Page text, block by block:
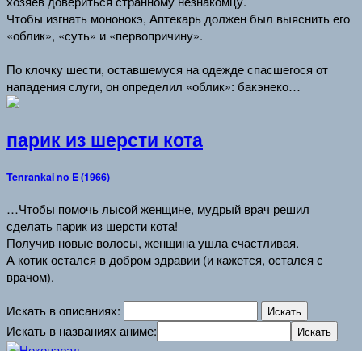
Чтобы изгнать мононокэ, Аптекарь должен был выяснить его
«облик», «суть» и «первопричину».
По клочку шести, оставшемуся на одежде спасшегося от
нападения слуги, он определил «облик»: бакэнеко…
парик из шерсти кота
Tenrankai no E (1966)
…Чтобы помочь лысой женщине, мудрый врач решил
сделать парик из шерсти кота!
Получив новые волосы, женщина ушла счастливая.
А котик остался в добром здравии (и кажется, остался с
врачом).
Искать в описаниях:
Искать в названиях аниме: